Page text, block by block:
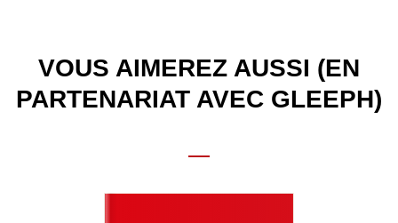
VOUS AIMEREZ AUSSI (EN
PARTENARIAT AVEC GLEEPH)